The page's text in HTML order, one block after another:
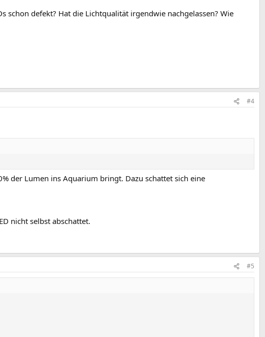
schon defekt? Hat die Lichtqualität irgendwie nachgelassen? Wie
#4
der Lumen ins Aquarium bringt. Dazu schattet sich eine
nicht selbst abschattet.
#5